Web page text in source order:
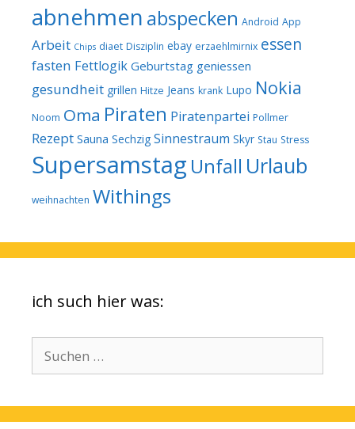
abnehmen abspecken Android App
Arbeit Chips diaet Disziplin ebay erzaehlmirnix essen
fasten Fettlogik Geburtstag geniessen
gesundheit grillen Hitze Jeans krank Lupo Nokia
Noom Oma Piraten Piratenpartei Pollmer
Rezept Sauna Sechzig Sinnestraum Skyr Stau Stress
Supersamstag Unfall Urlaub
weihnachten Withings
ich such hier was:
nach: